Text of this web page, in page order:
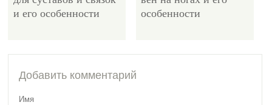
и его особенности
особенности
Добавить комментарий
Имя